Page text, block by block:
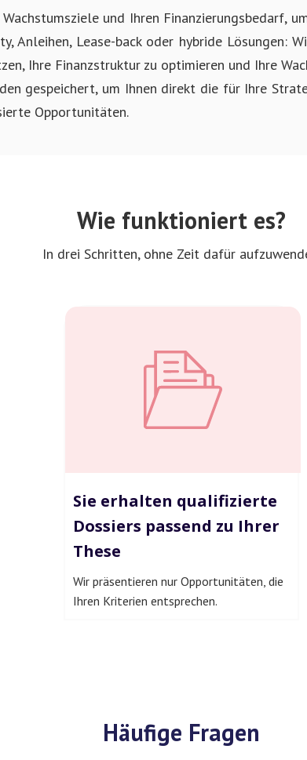
und Ihren Finanzierungsbedarf,
Anleihen, Lease-back oder hybride
Ihre Finanzstruktur zu optimieren und Ihre
gespeichert, um Ihnen direkt die für Ihre
Opportunitäten.
Wie funktioniert es?
In drei Schritten, ohne Zeit dafür
Sie erhalten qualifizierte
Dossiers passend zu Ihrer
These
Wir präsentieren nur Opportunitäten, die
Ihren Kriterien entsprechen.
Häufige Fragen